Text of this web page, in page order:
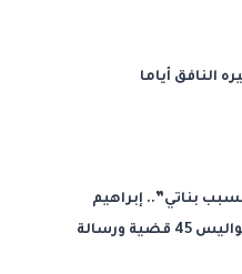
النافق أياما
بناتي”.. إبراهيم
سعيد يكشف كواليس 45 قضية ورسالة